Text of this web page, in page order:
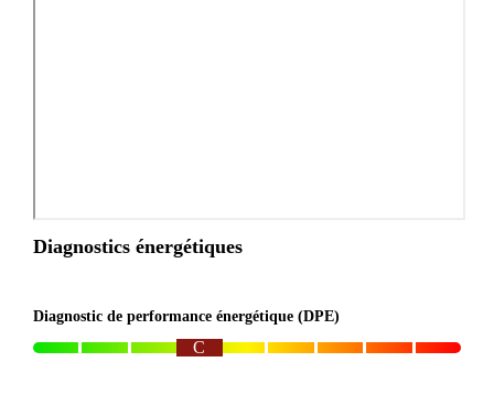
Diagnostics énergétiques
Diagnostic de performance énergétique (DPE)
C